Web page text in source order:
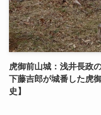
虎御前山城：浅井長政
下藤吉郎が城番した虎
史】